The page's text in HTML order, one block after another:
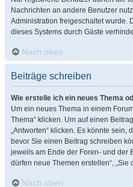
Nachrichten an andere Benutzer
Administration freigeschaltet wurde.
dieses Systems durch Gäste
Nach oben
Beiträge schreiben
Wie erstelle ich ein neues Thema
Um ein neues Thema in einem
Thema“ klicken. Um auf einen
„Antworten“ klicken. Es könnte
bevor Sie einen Beitrag schreiben
jeweils am Ende der Foren- und der
dürfen neue Themen erstellen“,
Nach oben